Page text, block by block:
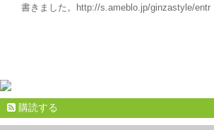
書きました。http://s.ameblo.jp/ginzastyle/
購読する